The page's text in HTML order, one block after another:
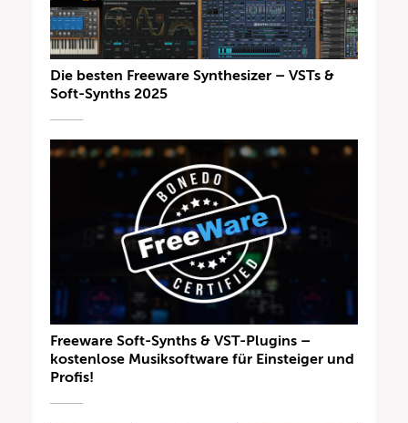
Die besten Freeware Synthesizer – VSTs &
Soft-Synths 2025
Freeware Soft-Synths & VST-Plugins –
kostenlose Musiksoftware für Einsteiger und
Profis!